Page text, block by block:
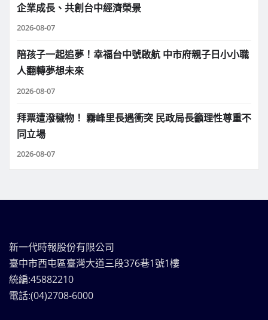
企業成長、共創台中經濟榮景
2026-08-07
陪孩子一起追夢！幸福台中號啟航 中市府親子日小小職
人翻轉夢想未來
2026-08-07
拜票遭潑穢物！ 霧峰里長遇衝突 民政局長籲理性尊重不
同立場
2026-08-07
新一代時報股份有限公司
臺中市西屯區臺灣大道三段376巷1號1樓
統編:45882210
電話:(04)2708-6000